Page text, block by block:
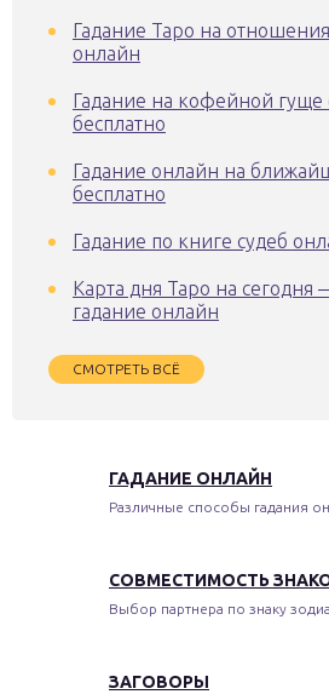
Гадание Таро на
онлайн
Гадание на кофейной гуще
бесплатно
Гадание онлайн на
бесплатно
Гадание по книге судеб
Карта дня Таро на сегодня
гадание онлайн
СМОТРЕТЬ ВСЁ
ГАДАНИЕ ОНЛАЙН
Различные способы гадания
СОВМЕСТИМОСТЬ
Выбор партнера по знаку
ЗАГОВОРЫ